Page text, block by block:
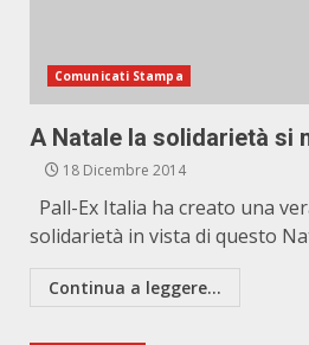
Comunicati Stampa
A Natale la solidarietà si
18 Dicembre 2014
Pall-Ex Italia ha creato una
solidarietà in vista di questo
Continua a leggere...